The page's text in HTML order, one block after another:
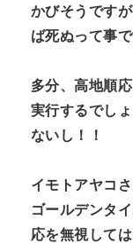
かびそうです
ば死ぬって事
多分、高地順
実行するでし
ないし！！
イモトアヤコ
ゴールデンタ
応を無視して